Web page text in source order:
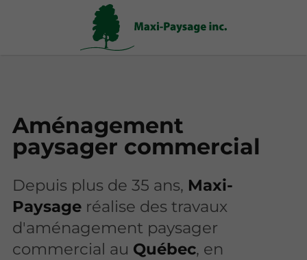
Aménagement
paysager commercial
Depuis plus de 35 ans, Maxi-
Paysage réalise des travaux
d'aménagement paysager
commercial au Québec, en